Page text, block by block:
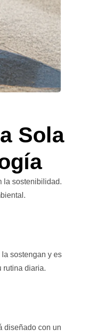
Sola
la sostenibilidad.
sostengan y es
rutina diaria.
diseñado con un